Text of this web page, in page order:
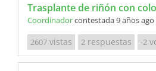
Trasplante de riñón con
Coordinadorcontestada 9 años ago
2607 vistas 2 respuestas -2